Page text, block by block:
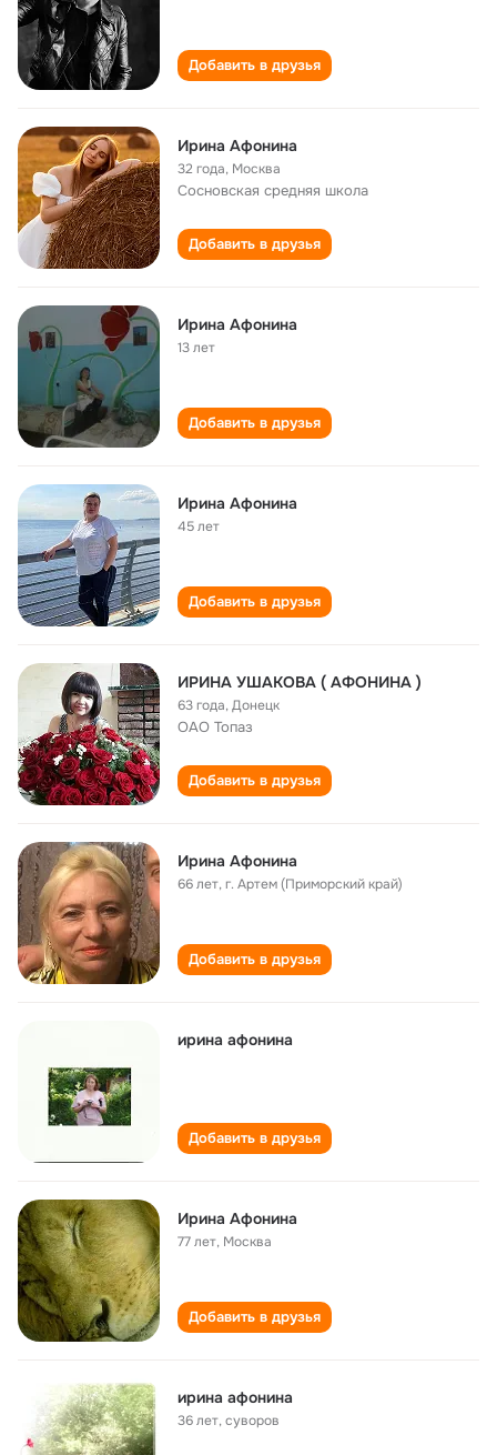
Добавить в друзья
Ирина Афонина
32 года, Москва
Сосновская cредняя школа
Добавить в друзья
Ирина Афонина
13 лет
Добавить в друзья
Ирина Афонина
45 лет
Добавить в друзья
ИРИНА УШАКОВА ( АФОНИНА )
63 года,Донецк
ОАО Топаз
Добавить в друзья
Ирина Афонина
66 лет,г. Артем (Приморский край)
Добавить в друзья
ирина афонина
Добавить в друзья
Ирина Афонина
77 лет, Москва
Добавить в друзья
ирина афонина
36 лет,суворов